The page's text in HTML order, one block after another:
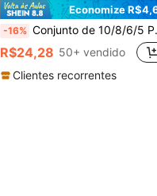
Economize
-16% Conjunto de 10/8/6/5 Peças de Scrunchies de Metal Minimalistas, Elásticos de Cabelo, Prendedores de Rabo de Cavalo, Cordas de Cabelo, Acessórios de Cabelo, Beleza, Casa
R$24,28 50+ vendido
Clientes recorrentes